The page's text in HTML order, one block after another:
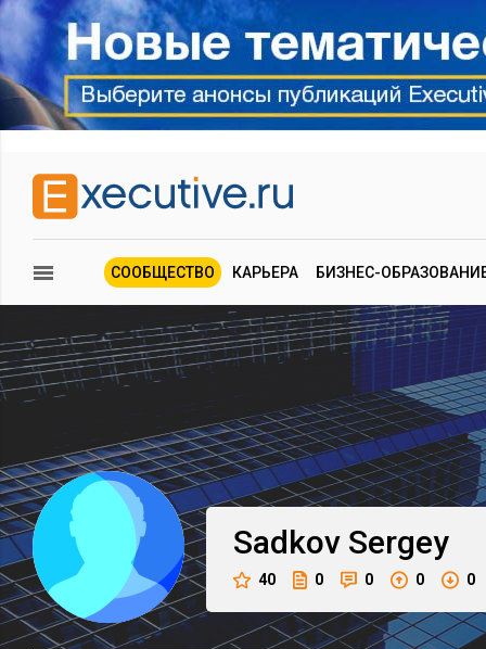
СООБЩЕСТВО КАРЬЕРА БИЗНЕС-
Sadkov Sergey
40 0 0 0 0